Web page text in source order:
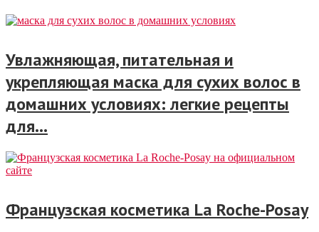
Увлажняющая, питательная и
укрепляющая маска для сухих волос в
домашних условиях: легкие рецепты
для...
Французская косметика La Roche-Posay